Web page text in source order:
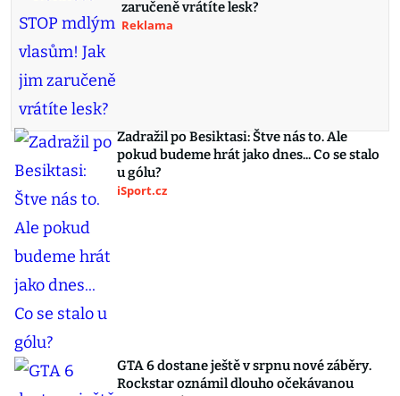
zaručeně vrátíte lesk?
Reklama
Zadražil po Besiktasi: Štve nás to. Ale
pokud budeme hrát jako dnes... Co se stalo
u gólu?
iSport.cz
GTA 6 dostane ještě v srpnu nové záběry.
Rockstar oznámil dlouho očekávanou